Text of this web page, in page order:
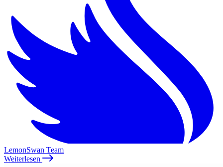
LemonSwan Team
Weiterlesen